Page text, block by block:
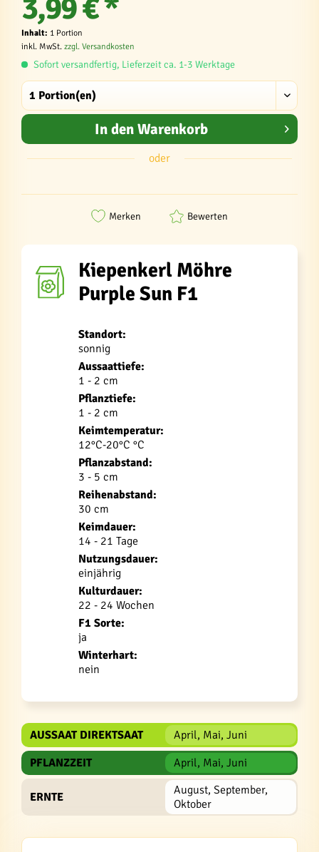
3,99 € *
Inhalt: 1 Portion
inkl. MwSt. zzgl. Versandkosten
Sofort versandfertig, Lieferzeit ca. 1-3 Werktage
In den Warenkorb
oder
Merken Bewerten
Kiepenkerl Möhre
Purple Sun F1
Standort:
sonnig
Aussaattiefe:
1 - 2 cm
Pflanztiefe:
1 - 2 cm
Keimtemperatur:
12°C-20°C °C
Pflanzabstand:
3 - 5 cm
Reihenabstand:
30 cm
Keimdauer:
14 - 21 Tage
Nutzungsdauer:
einjährig
Kulturdauer:
22 - 24 Wochen
F1 Sorte:
ja
Winterhart:
nein
AUSSAAT DIREKTSAAT
April, Mai, Juni
PFLANZZEIT
April, Mai, Juni
ERNTE
August, September,
Oktober